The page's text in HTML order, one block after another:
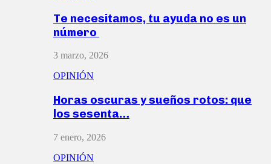
Te necesitamos, tu ayuda no es un
número
3 marzo, 2026
OPINIÓN
Horas oscuras y sueños rotos: que
los sesenta…
7 enero, 2026
OPINIÓN